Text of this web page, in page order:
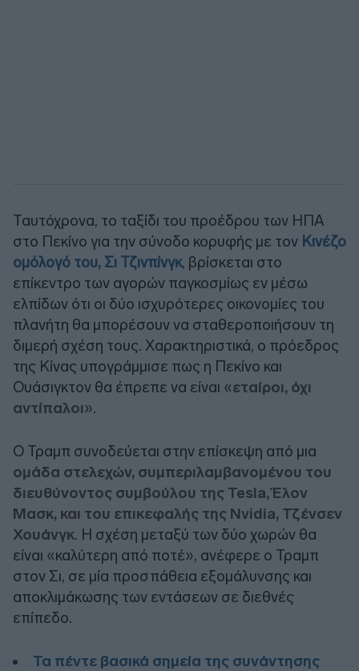
Ταυτόχρονα, το ταξίδι του προέδρου των ΗΠΑ
στο Πεκίνο για την σύνοδο κορυφής με τον Κινέζο
ομόλογό του, Σι Τζινπίνγκ, βρίσκεται στο
επίκεντρο των αγορών παγκοσμίως εν μέσω
ελπίδων ότι οι δύο ισχυρότερες οικονομίες του
πλανήτη θα μπορέσουν να σταθεροποιήσουν τη
διμερή σχέση τους. Χαρακτηριστικά, ο πρόεδρος
της Κίνας υπογράμμισε πως η Πεκίνο και
Ουάσιγκτον θα έπρεπε να είναι «εταίροι, όχι
αντίπαλοι».
Ο Τραμπ συνοδεύεται στην επίσκεψη από μια
ομάδα στελεχών, συμπεριλαμβανομένου του
διευθύνοντος συμβούλου της Tesla, Έλον
Μασκ, και του επικεφαλής της Nvidia, Τζένσεν
Χουάνγκ. Η σχέση μεταξύ των δύο χωρών θα
είναι «καλύτερη από ποτέ», ανέφερε ο Τραμπ
στον Σι, σε μία προσπάθεια εξομάλυνσης και
αποκλιμάκωσης των εντάσεων σε διεθνές
επίπεδο.
Τα πέντε βασικά σημεία της συνάντησης